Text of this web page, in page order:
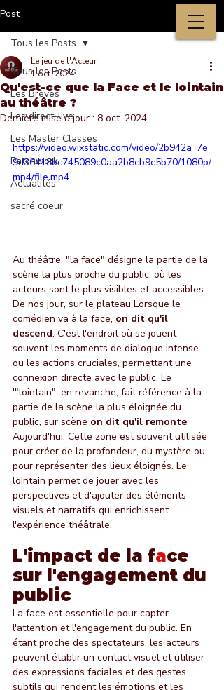
Post
Tous les Posts
Les Brèves
Les direct-live
Les Master Classes
Patchwork
Actualités
sacré coeur
Tous les Posts
Qu'est-ce que la Face et le lointain
au théâtre ?
Le jeu de l'Acteur
1 oct. 2024
Dernière mise à jour : 8 oct. 2024
https://video.wixstatic.com/video/2b942a_7e
9d36418bc745089c0aa2b8cb9c5b70/1080p/
mp4/file.mp4
Au théâtre, "la face" désigne la partie de la
scène la plus proche du public, où les
acteurs sont le plus visibles et accessibles.
De nos jour, sur le plateau Lorsque le
comédien va à la face, on dit qu'il
descend. C'est l'endroit où se jouent
souvent les moments de dialogue intense
ou les actions cruciales, permettant une
connexion directe avec le public. Le
'"lointain", en revanche, fait référence à la
partie de la scène la plus éloignée du
public, sur scène on dit qu'il remonte.
Aujourd'hui, Cette zone est souvent utilisée
pour créer de la profondeur, du mystère ou
pour représenter des lieux éloignés. Le
lointain permet de jouer avec les
perspectives et d'ajouter des éléments
visuels et narratifs qui enrichissent
l'expérience théâtrale.
L'impact de la face
sur l'engagement du
public
La face est essentielle pour capter
l'attention et l'engagement du public. En
étant proche des spectateurs, les acteurs
peuvent établir un contact visuel et utiliser
des expressions faciales et des gestes
subtils qui rendent les émotions et les